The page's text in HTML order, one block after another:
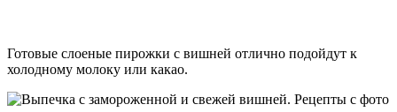
Готовые слоеные пирожки с вишней отлично подойдут к
холодному молоку или какао.